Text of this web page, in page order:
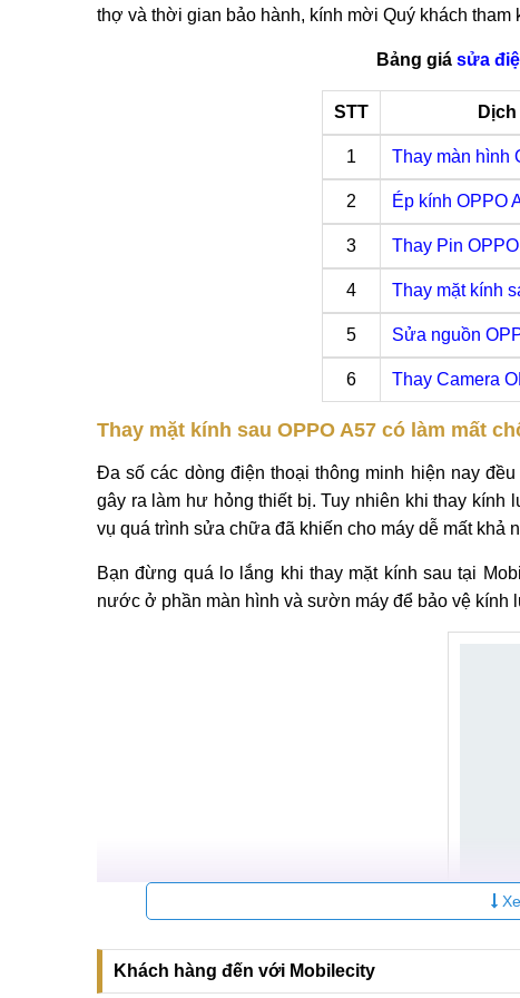
thợ và thời gian bảo hành, kính mời Quý khách tham
Bảng giásửa
STT
1 Thay màn hình
2 Ép kính OPPO
3 Thay Pin
4 Thay mặt kính
5 Sửa nguồn
6 Thay Camera
Thay mặt kính sau OPPO A57 có làm mất
Đa số các dòng điện thoại thông minh hiện nay
gây ra làm hư hỏng thiết bị. Tuy nhiên khi thay kính
vụ quá trình sửa chữa đã khiến cho máy dễ mất khả
Bạn đừng quá lo lắng khi thay mặt kính sau tại
nước ở phần màn hình và sườn máy để bảo vệ kính
Các biện pháp hạn chế hư hỏng kính lưng
Khách hàng đến với Mobilecity